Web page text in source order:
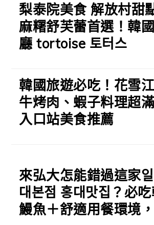
梨泰院美食 解放村甜
麻糬舒芙蕾首選！韓
廳 tortoise 토터스
韓國旅遊必吃！花雪
牛烤肉、蝦子料理超
入口站美食推薦
來弘大怎能錯過這家
대본점 홍대맛집？必
鰻魚＋舒適用餐環境